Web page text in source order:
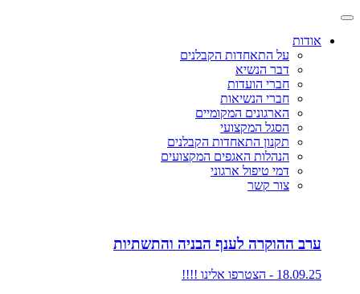
אודות
על התאחדות הקבלנים
דבר הנשיא
חברי הועדות
חברי הנשיאות
הארגונים המקומיים
הסגל המקצועי
תקנון התאחדות הקבלנים
הנהלות האגפים המקצועים
דמי טיפול ארגוני
צור קשר
ערב ההוקרה לענף הבניה והתשתיות
18.09.25 - הצטרפו אלינו !!!!